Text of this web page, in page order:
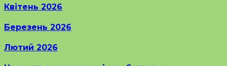
Квітень 2026
Березень 2026
Лютий 2026